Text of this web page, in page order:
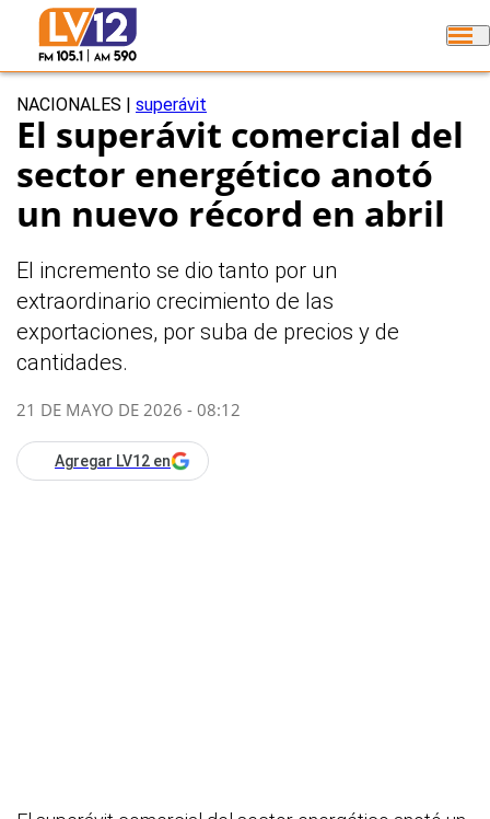
NACIONALES superávit
El superávit comercial del
sector energético anotó
un nuevo récord en abril
El incremento se dio tanto por un
extraordinario crecimiento de las
exportaciones, por suba de precios y de
cantidades.
21 DE MAYO DE 2026 - 08:12
Agregar LV12 en